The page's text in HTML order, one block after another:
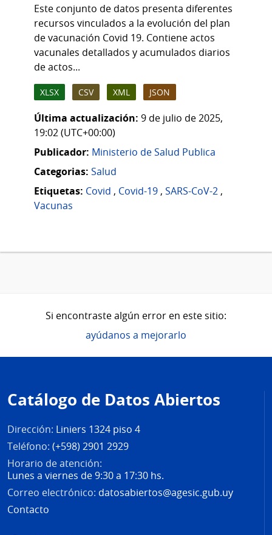
Este conjunto de datos presenta diferentes
recursos vinculados a la evolución del plan
de vacunación Covid 19. Contiene actos
vacunales detallados y acumulados diarios
de actos...
XLSX CSV XML JSON
Última actualización: 9 de julio de 2025,
19:02 (UTC+00:00)
Publicador: Ministerio de Salud Publica
Categorias: Salud
Etiquetas: Covid , Covid-19 , SARS-CoV-2 ,
Vacunas
Si encontraste algún error en este sitio:
ayúdanos a mejorarlo
de
página
Catálogo de Datos Abiertos
Dirección: Liniers 1324 piso 4
Teléfono: (+598) 2901 2929
Horario de atención:
Lunes a viernes de 9:30 a 17:30 hs.
Correo electrónico: datosabiertos@agesic.gub.uy
Contacto